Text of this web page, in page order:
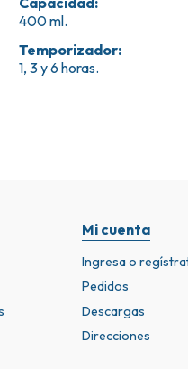
400 ml.
Temporizador:
1, 3 y 6 horas.
Mi cuenta
Ingresa o
Pedidos
Descargas
Direcciones